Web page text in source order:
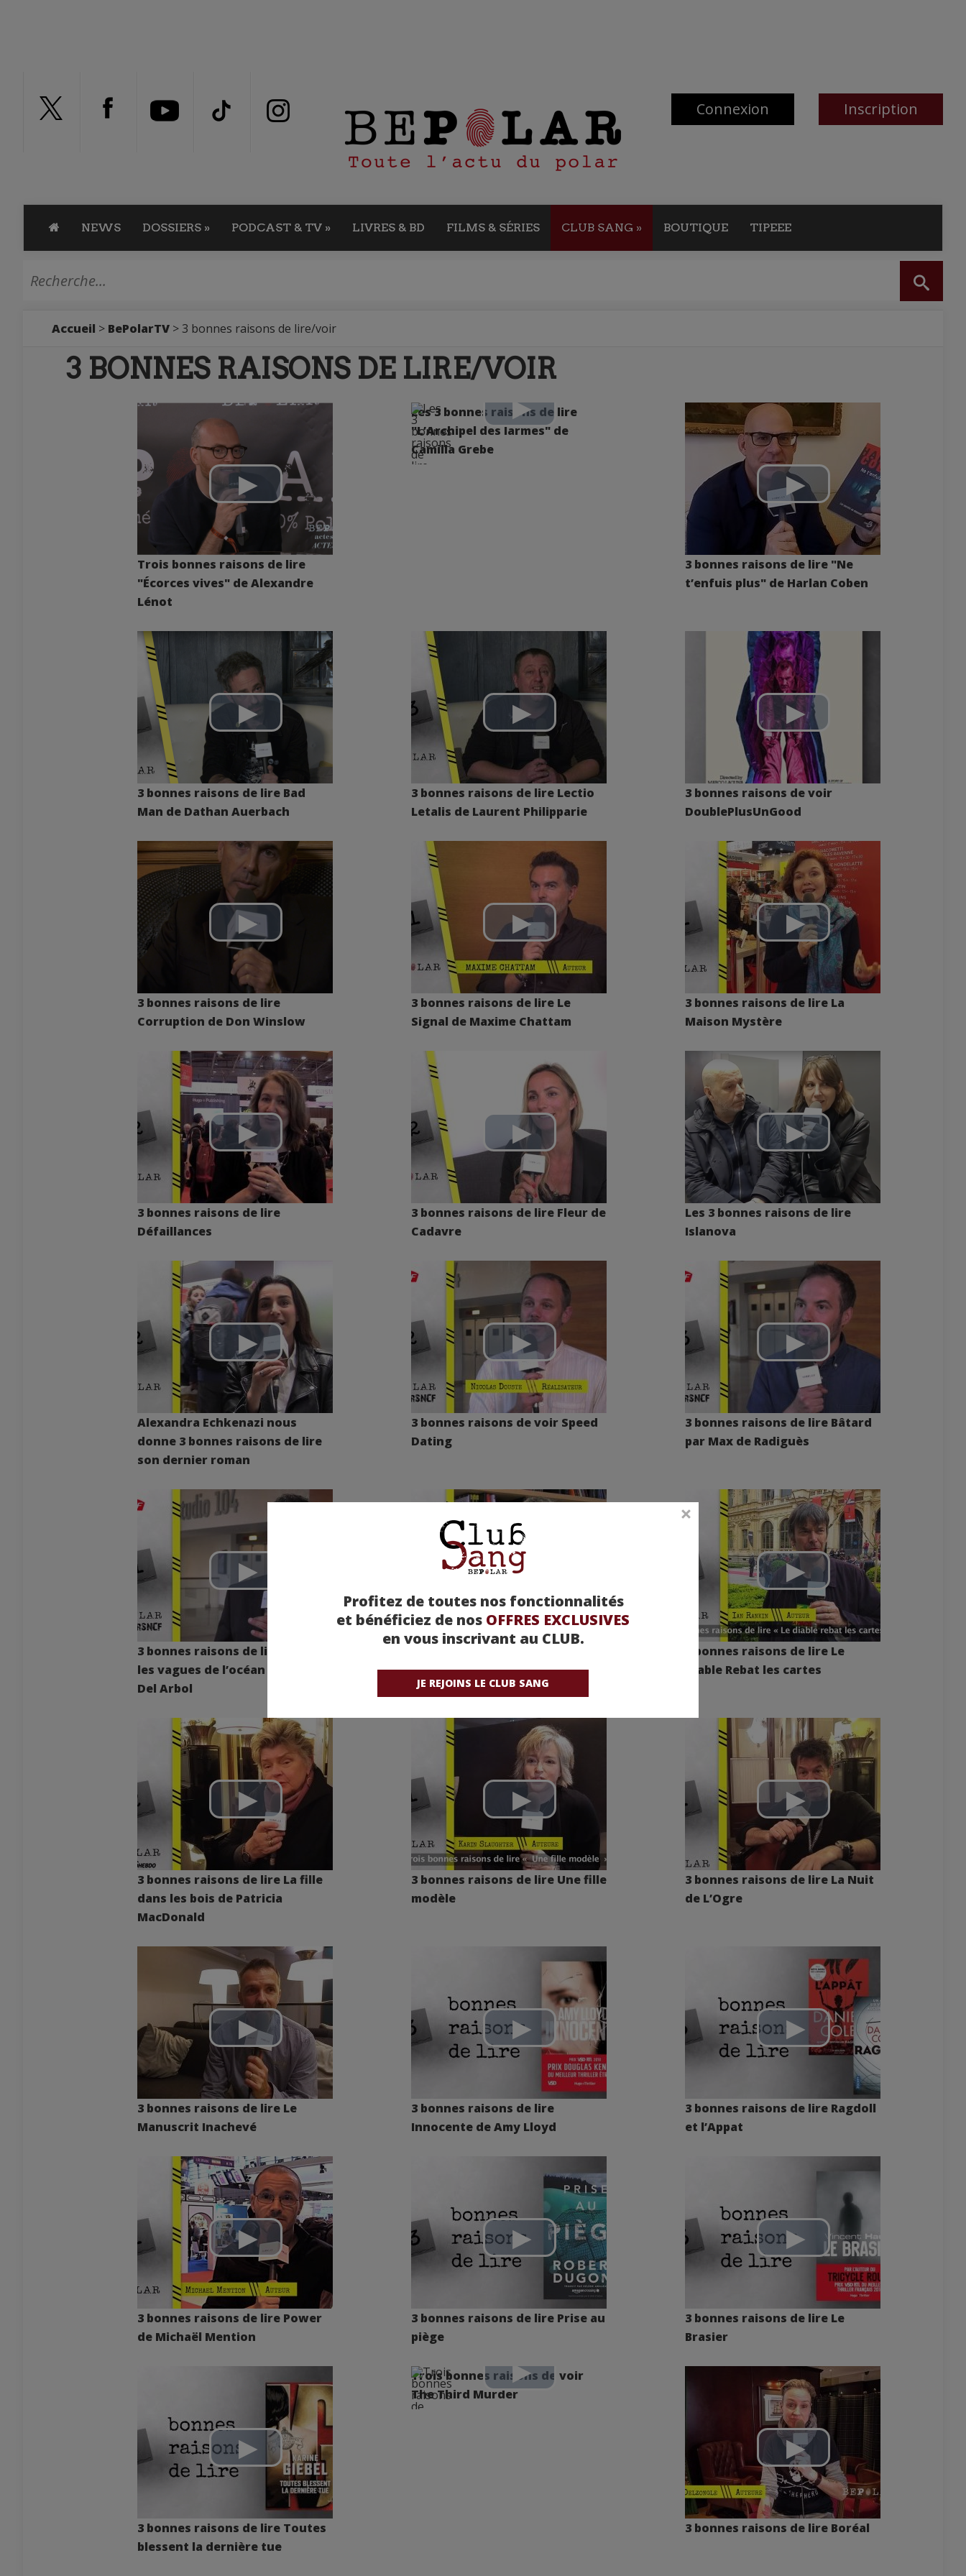
Connexion Inscription
NEWS DOSSIERS » PODCAST & TV » LIVRES & BD FILMS & SÉRIES CLUB SANG » BOUTIQUE TIPEEE
Profitez de toutes nos fonctionnalités
et bénéficiez de nos OFFRES EXCLUSIVES
en vous inscrivant au CLUB.
JE REJOINS LE CLUB SANG
Accueil > BePolarTV > 3 bonnes raisons de lire/voir
3 BONNES RAISONS DE LIRE/VOIR
Trois bonnes raisons de lire
"Écorces vives" de Alexandre
Lénot
Les 3 bonnes raisons de lire
"L’Archipel des larmes" de
Camilla Grebe
3 bonnes raisons de lire "Ne
t’enfuis plus" de Harlan Coben
3 bonnes raisons de lire Bad
Man de Dathan Auerbach
3 bonnes raisons de lire Lectio
Letalis de Laurent Philipparie
3 bonnes raisons de voir
DoublePlusUnGood
3 bonnes raisons de lire
Corruption de Don Winslow
3 bonnes raisons de lire Le
Signal de Maxime Chattam
3 bonnes raisons de lire La
Maison Mystère
3 bonnes raisons de lire
Défaillances
3 bonnes raisons de lire Fleur de
Cadavre
Les 3 bonnes raisons de lire
Islanova
Alexandra Echkenazi nous
donne 3 bonnes raisons de lire
son dernier roman
3 bonnes raisons de voir Speed
Dating
3 bonnes raisons de lire Bâtard
par Max de Radiguès
3 bonnes raisons de lire Toutes
les vagues de l’océan par Victor
Del Arbol
Porteurs d’Eau
3 bonnes raisons de lire Le
Diable Rebat les cartes
3 bonnes raisons de lire La fille
dans les bois de Patricia
MacDonald
3 bonnes raisons de lire Une fille
modèle
3 bonnes raisons de lire La Nuit
de L’Ogre
3 bonnes raisons de lire Le
Manuscrit Inachevé
3 bonnes raisons de lire
Innocente de Amy Lloyd
3 bonnes raisons de lire Ragdoll
et l’Appat
3 bonnes raisons de lire Power
de Michaël Mention
3 bonnes raisons de lire Prise au
piège
3 bonnes raisons de lire Le
Brasier
3 bonnes raisons de lire Toutes
blessent la dernière tue
Trois bonnes raisons de voir
The Third Murder
3 bonnes raisons de lire Boréal